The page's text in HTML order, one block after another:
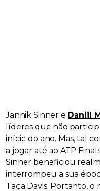
Jannik Sinner e Daniil
líderes que não
início do ano. Mas, tal
a jogar até ao ATP
Sinner beneficiou
interrompeu a sua
Taça Davis. Portanto, o